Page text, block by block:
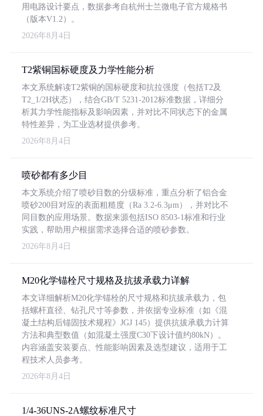
用电路设计要点，数据参考自杭州士兰微电子官方规格书
（版本V1.2）。
2026年8月4日
T2紫铜国标硬度及力学性能分析
本文系统解读T2紫铜的国标硬度和抗拉强度（包括T2及
T2_1/2H状态），结合GB/T 5231-2012标准数据，详细分
析其力学性能指标及影响因素，并对比不同状态下的金属
特性差异，为工业选材提供参考。
2026年8月4日
喷砂都有多少目
本文系统介绍了喷砂目数的分级标准，重点分析了铝合金
喷砂200目对应的表面粗糙度（Ra 3.2-6.3μm），并对比不
同目数的应用场景。数据来源包括ISO 8503-1标准和行业
实践，帮助用户根据需求选择合适的喷砂参数。
2026年8月4日
M20化学锚栓尺寸规格及抗拔承载力详解
本文详细解析M20化学锚栓的尺寸规格和抗拔承载力，包
括螺杆直径、钻孔尺寸等参数，并依据专业标准（如《混
凝土结构后锚固技术规程》JGJ 145）提供抗拔承载力计算
方法和典型数值（如混凝土强度C30下设计值约80kN）。
内容涵盖安装要点、性能影响因素及选型建议，适用于工
程技术人员参考。
2026年8月4日
1/4-36UNS-2A螺纹标准尺寸